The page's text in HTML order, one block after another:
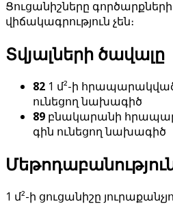
Ցուցանիշները
վիճակագրություն չեն։
Տվյալների ծավալը
82 1 մ²-ի
ունեցող նախագիծ
89 բնակարանի
գին ունեցող նախագիծ
1 մ²-ի ցուցանիշը